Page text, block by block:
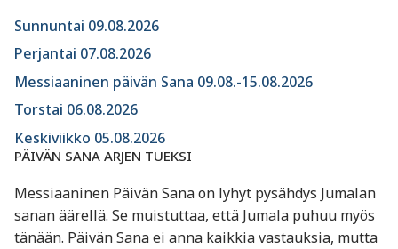
Sunnuntai 09.08.2026
Perjantai 07.08.2026
Messiaaninen päivän Sana 09.08.-15.08.2026
Torstai 06.08.2026
Keskiviikko 05.08.2026
PÄIVÄN SANA ARJEN TUEKSI
Messiaaninen Päivän Sana on lyhyt pysähdys Jumalan
sanan äärellä. Se muistuttaa, että Jumala puhuu myös
tänään. Päivän Sana ei anna kaikkia vastauksia, mutta